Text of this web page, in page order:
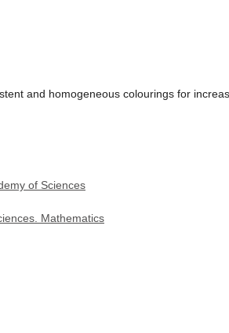
and homogeneous colourings for
of Sciences
Mathematics